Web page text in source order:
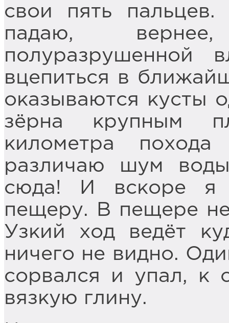
свои пять
падаю,
полуразрушенной
вцепиться в
оказываются кусты
зёрна крупным
километра
различаю шум
сюда! И вскоре я
пещеру. В пещере
Узкий ход ведёт
ничего не видно.
сорвался и упал, к
вязкую глину.